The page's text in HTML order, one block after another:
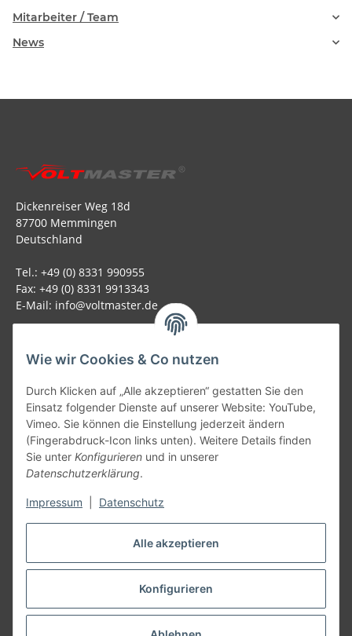
Alle akzeptieren
Konfigurieren
Wie wir Cookies & Co nutzen
Durch Klicken auf „Alle akzeptieren“ gestatten Sie den
Einsatz folgender Dienste auf unserer Website: YouTube,
Vimeo. Sie können die Einstellung jederzeit ändern
(Fingerabdruck-Icon links unten). Weitere Details finden
Sie unter Konfigurieren und in unserer
Datenschutzerklärung.
Impressum Datenschutz
Mitarbeiter / Team
News
Dickenreiser Weg 18d
87700 Memmingen
Deutschland
Tel.: +49 (0) 8331 990955
Fax: +49 (0) 8331 9913343
E-Mail: info@voltmaster.de
Allgemein
Teil unseres Netzwerks:
SmoliTec - Safety. Simplified. Worldwide. ( B2B Shop )
Vertrag widerrufen
* Alle Preise inkl. gesetzlicher USt., zzgl.Versand